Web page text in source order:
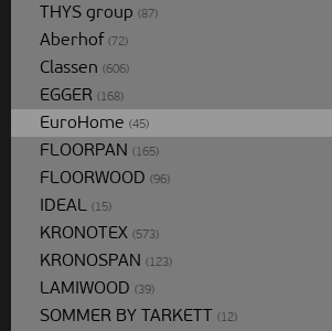
THYS group (87)
Aberhof (72)
Classen (606)
EGGER (168)
EuroHome (45)
FLOORPAN (165)
FLOORWOOD (96)
IDEAL (15)
KRONOTEX (573)
KRONOSPAN (123)
LAMIWOOD (39)
SOMMER BY TARKETT (12)